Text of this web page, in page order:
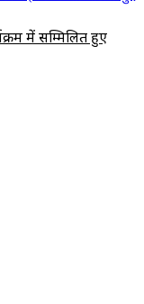
में सम्मिलित हुए